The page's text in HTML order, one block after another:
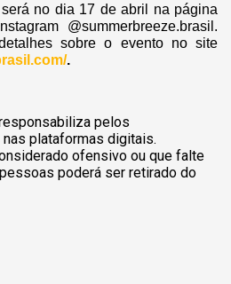
no dia 17 de abril na página
@summerbreeze.brasil.
sobre o evento no site
.
pelos
plataformas digitais.
ofensivo ou que falte
poderá ser retirado do